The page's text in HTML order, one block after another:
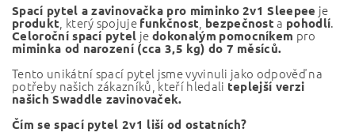
Spací pytel a zavinovačka pro miminko 2v1 Sleepee je
produkt , který spojuje funkčnost bezpečnost a pohodlí.
Celoroční spací pytel jedokonalým pomocníkem pro
miminka od narození (cca 3,5 kg) do 7 měsíců.
Tento unikátní spací pytel jsme vyvinuli jako odpověď na
potřeby našich zákazníků, kteří hledali teplejší verzi
našich Swaddle zavinovaček.
Čím se spací pytel 2v1 liší od ostatních?